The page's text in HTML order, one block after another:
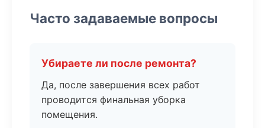
Часто задаваемые вопросы
Убираете ли после ремонта?
Да, после завершения всех работ
проводится финальная уборка
помещения.